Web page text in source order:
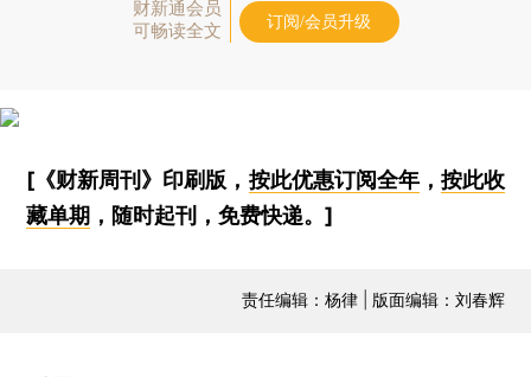
财新通会员
可畅读全文
订阅/会员升级
[《财新周刊》印刷版， 按此优惠订阅全年， 按此收
藏单期 ，随时起刊，免费快递。]
责任编辑：杨律 | 版面编辑：刘春辉